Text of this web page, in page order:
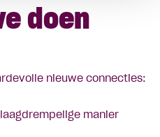
doen
nieuwe connecties:
manier